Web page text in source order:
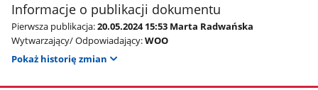
Informacje o publikacji dokumentu
Pierwsza publikacja:20.05.2024 15:53 Marta Radwańska
Wytwarzający/ Odpowiadający:WOO
Pokaż historię zmian